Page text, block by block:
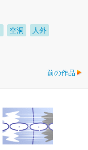
空洞
人外
前の作品